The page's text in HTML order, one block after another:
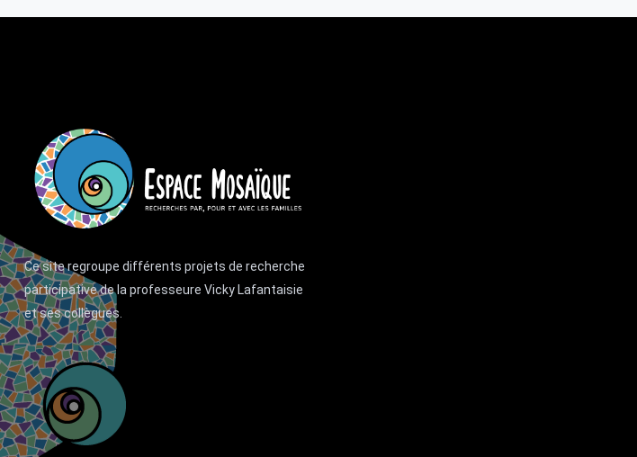
Ce site regroupe différents projets de recherche
participative de la professeure Vicky Lafantaisie
et ses collègues.